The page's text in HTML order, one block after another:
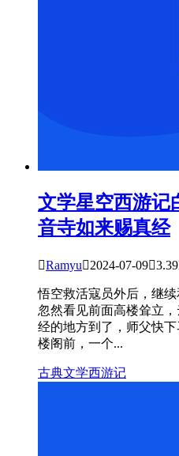
文学星空西游记
音寺如来赐真经
Ramyu2024-07-09
悟空救活寇员外后，继
忽然看见前面高楼耸立
经的地方到了，师父快
楼阁前，一个...
古典文学西游记